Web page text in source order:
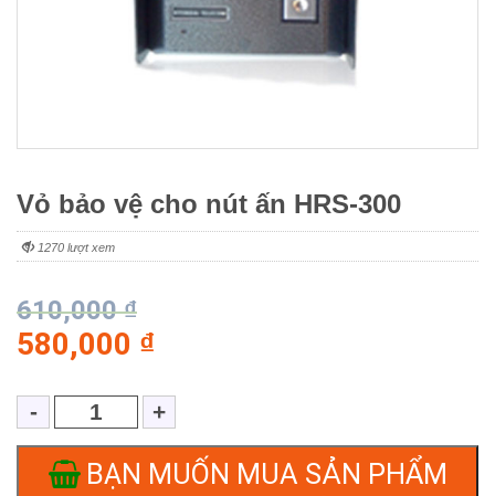
Vỏ bảo vệ cho nút ấn HRS-300
1270 lượt xem
610,000₫
580,000 ₫
BẠN MUỐN MUA SẢN PHẨM